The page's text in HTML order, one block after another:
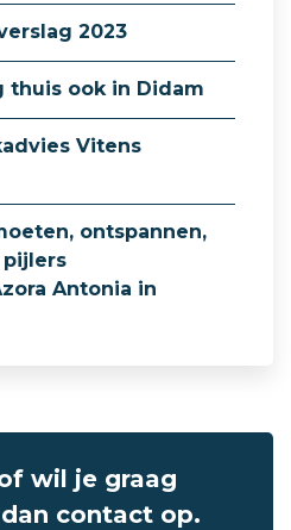
2023
thuis ook in Didam
Vitens
ontspannen,
Antonia in
wil je graag
contact op.